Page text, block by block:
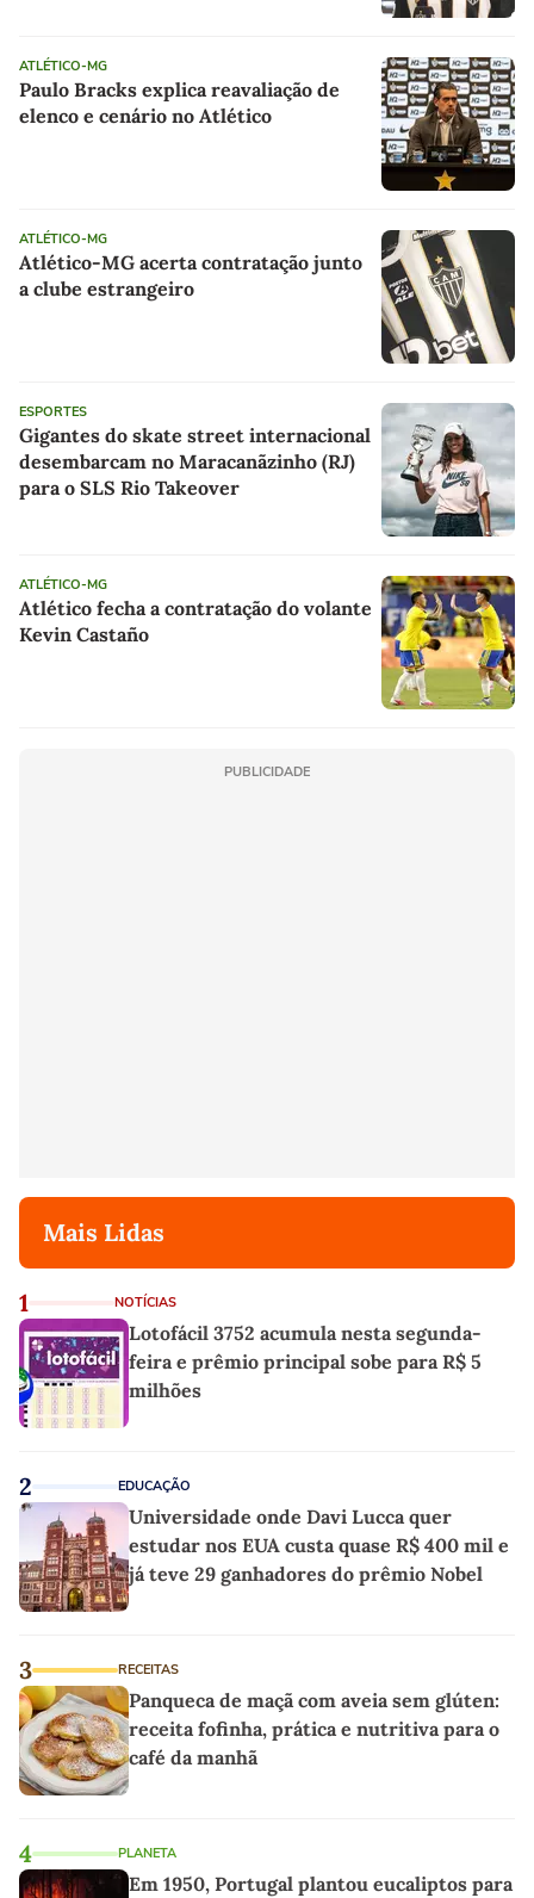
ATLÉTICO-MG
Paulo Bracks explica reavaliação de
elenco e cenário no Atlético
ATLÉTICO-MG
Atlético-MG acerta contratação junto
a clube estrangeiro
ESPORTES
Gigantes do skate street internacional
desembarcam no Maracanãzinho (RJ)
para o SLS Rio Takeover
ATLÉTICO-MG
Atlético fecha a contratação do volante
Kevin Castaño
PUBLICIDADE
Mais Lidas
1 NOTÍCIAS
Lotofácil 3752 acumula nesta segunda-
feira e prêmio principal sobe para R$ 5
milhões
2 EDUCAÇÃO
Universidade onde Davi Lucca quer
estudar nos EUA custa quase R$ 400 mil e
já teve 29 ganhadores do prêmio Nobel
3 RECEITAS
Panqueca de maçã com aveia sem glúten:
receita fofinha, prática e nutritiva para o
café da manhã
4 PLANETA
Em 1950, Portugal plantou eucaliptos para